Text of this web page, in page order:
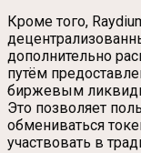
Кроме того,
дополнительно
путём
биржевым
Это позволяет
обмениваться
участвовать в